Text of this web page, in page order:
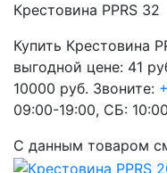
Крестовина PPRS 32
Купить Крестовина
выгодной цене: 41
10000 руб. Звоните:
09:00-19:00, СБ:
С данным товаром